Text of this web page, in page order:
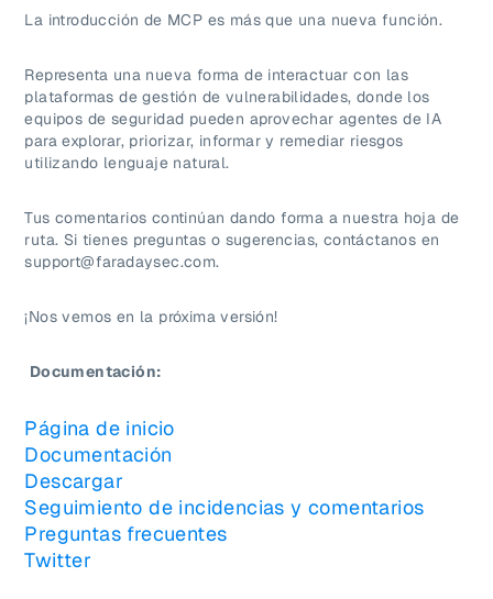
La introducción de MCP es más que una nueva función.
Representa una nueva forma de interactuar con las
plataformas de gestión de vulnerabilidades, donde los
equipos de seguridad pueden aprovechar agentes de IA
para explorar, priorizar, informar y remediar riesgos
utilizando lenguaje natural.
Tus comentarios continúan dando forma a nuestra hoja de
ruta. Si tienes preguntas o sugerencias, contáctanos en
support@faradaysec.com.
¡Nos vemos en la próxima versión!
Documentación:
Página de inicio
Documentación
Descargar
Seguimiento de incidencias y comentarios
Preguntas frecuentes
Twitter